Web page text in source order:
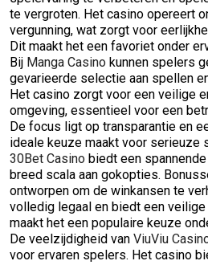
te vergroten. Het casino opereert
vergunning, wat zorgt voor
Dit maakt het een favoriet onder
Bij Manga Casino kunnen spelers
gevarieerde selectie aan spellen
Het casino zorgt voor een veilige
omgeving, essentieel voor een
De focus ligt op transparantie en
ideale keuze maakt voor serieuze
30Bet Casino biedt een
breed scala aan gokopties.
ontworpen om de winkansen te
volledig legaal en biedt een
maakt het een populaire keuze
De veelzijdigheid van ViuViu
voor ervaren spelers. Het casino